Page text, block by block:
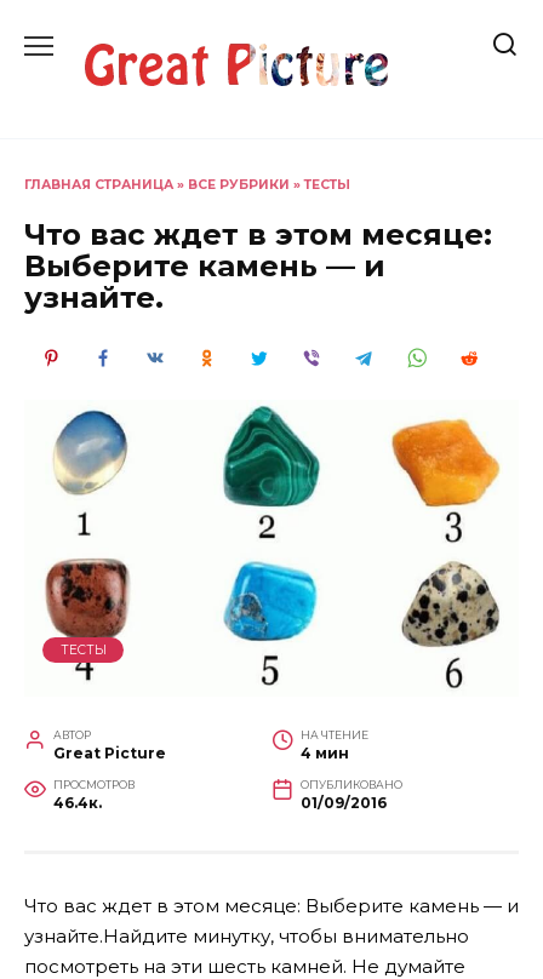
содержанию
ГЛАВНАЯ СТРАНИЦА » ВСЕ РУБРИКИ »ТЕСТЫ
Что вас ждет в этом месяце:
Выберите камень — и
узнайте.
ТЕСТЫ
АВТОР
Great Picture
НА ЧТЕНИЕ
4 мин
ПРОСМОТРОВ
46.4к.
ОПУБЛИКОВАНО
01/09/2016
Что вас ждет в этом месяце: Выберите камень — и
узнайте.Найдите минутку, чтобы внимательно
посмотреть на эти шесть камней. Не думайте